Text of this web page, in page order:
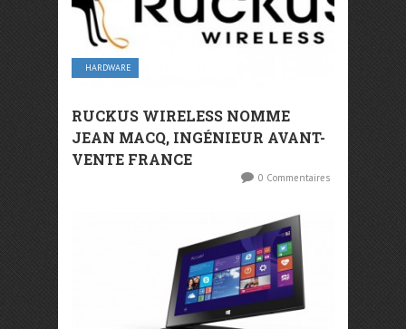
HARDWARE
RUCKUS WIRELESS NOMME
JEAN MACQ, INGÉNIEUR AVANT-
VENTE FRANCE
0 Commentaires